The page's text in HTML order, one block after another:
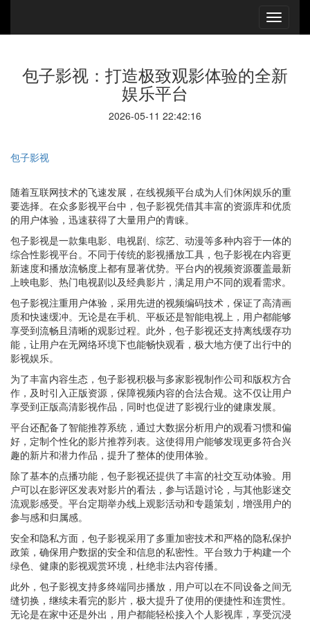
包子影视：打造极致观影体验的全新
娱乐平台
2026-05-11 22:42:16
包子影视
随着互联网技术的飞速发展，在线视频平台成为人们休闲娱乐的重
要选择。在众多影视平台中，包子影视凭借其丰富的资源库和优质
的用户体验，迅速获得了大量用户的青睐。
包子影视是一款集电影、电视剧、综艺、动漫等多种内容于一体的
综合性影视平台。不同于传统的影视播放工具，包子影视在内容更
新速度和播放流畅度上都有显著优势。平台内的视频资源覆盖最新
上映电影、热门电视剧以及经典影片，满足用户不同的观看需求。
包子影视注重用户体验，采用先进的视频编码技术，保证了高清画
质和快速缓冲。无论是在手机、平板还是智能电视上，用户都能够
享受到流畅且清晰的观影过程。此外，包子影视还支持离线缓存功
能，让用户在无网络环境下也能畅快观看，极大地方便了出行中的
影视娱乐。
为了丰富内容生态，包子影视积极与多家影视制作公司和版权方合
作，及时引入正版资源，保障视频内容的合法合规。这不仅让用户
享受到正版高清影视作品，同时也促进了影视行业的健康发展。
平台还配备了智能推荐系统，通过大数据分析用户的观看习惯和偏
好，定制个性化的影片推荐列表。这使得用户能够发现更多符合兴
趣的新片和潜力作品，提升了整体的使用体验。
除了基本的点播功能，包子影视还提供了丰富的社交互动体验。用
户可以在影评区发表对影片的看法，参与话题讨论，与其他影迷交
流观影感受。平台定期举办线上观影活动和专题策划，增强用户的
参与感和归属感。
安全和隐私方面，包子影视采用了多重加密技术和严格的隐私保护
政策，确保用户数据的安全和信息的私密性。平台致力于构建一个
绿色、健康的影视观赏环境，杜绝非法内容传播。
此外，包子影视支持多终端同步播放，用户可以在不同设备之间无
缝切换，继续未看完的影片，极大提升了使用的便捷性和连贯性。
无论是在家中还是外出，用户都能轻松接入个人影视库，享受沉浸